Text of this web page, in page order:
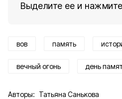
Выделите ее и
вов память
вечный огонь день
Авторы: Татьяна Санькова